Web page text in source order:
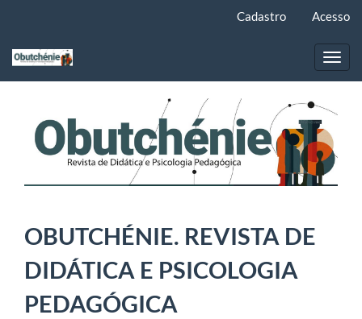
principal
Cadastro Acesso
OBUTCHÉNIE. REVISTA DE
DIDÁTICA E PSICOLOGIA
PEDAGÓGICA